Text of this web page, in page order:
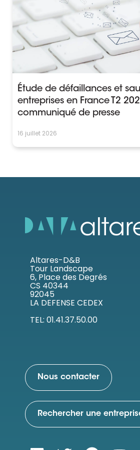
Étude de défaillances et
entreprises en France T2
communiqué de presse
16 juillet 2026
Altares-D&B
Tour Landscape
6, Place des Degrés
CS 40344
92045
LA DEFENSE CEDEX
TEL: 01.41.37.50.00
Nous contacter
Rechercher une